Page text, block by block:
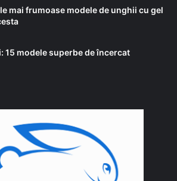
mai frumoase modele de unghii cu gel
15 modele superbe de încercat